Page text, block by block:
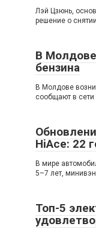
Лэй Цзюнь,
решение о
В Молдове
бензина
В Молдове
сообщают в сети
HiAce: 22
В мире
5–7 лет,
Топ-5